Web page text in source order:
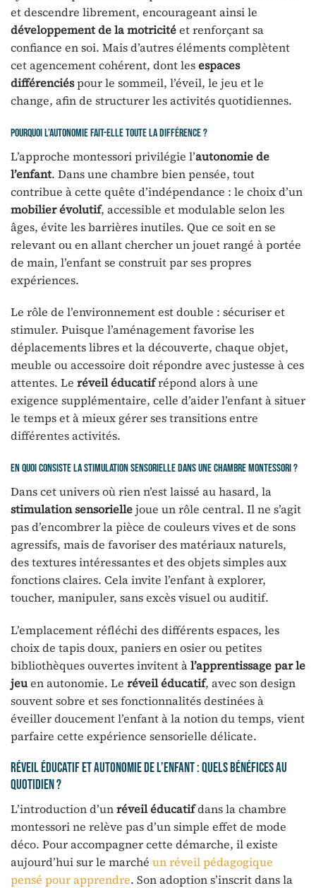
et descendre librement, encourageant ainsi le
développement de la motricitéet renforçant sa
confiance en soi. Mais d’autres éléments complètent
cet agencement cohérent, dont lesespaces
différenciéspour le sommeil, l’éveil, le jeu et le
change, afin de structurer les activités quotidiennes.
Pourquoi l’autonomie fait-elle toute la différence ?
L’approche montessori privilégie l’autonomie de
l’enfant. Dans une chambre bien pensée, tout
contribue à cette quête d’indépendance : le choix d’un
mobilier évolutif, accessible et modulable selon les
âges, évite les barrières inutiles. Que ce soit en se
relevant ou en allant chercher un jouet rangé à portée
de main, l’enfant se construit par ses propres
expériences.
Le rôle de l’environnement est double : sécuriser et
stimuler. Puisque l’aménagement favorise les
déplacements libres et la découverte, chaque objet,
meuble ou accessoire doit répondre avec justesse à ces
attentes. Le réveil éducatifrépond alors à une
exigence supplémentaire, celle d’aider l’enfant à situer
le temps et à mieux gérer ses transitions entre
différentes activités.
En quoi consiste la stimulation sensorielle dans une chambre montessori ?
Dans cet univers où rien n’est laissé au hasard, la
stimulation sensoriellejoue un rôle central. Il ne s’agit
pas d’encombrer la pièce de couleurs vives et de sons
agressifs, mais de favoriser des matériaux naturels,
des textures intéressantes et des objets simples aux
fonctions claires. Cela invite l’enfant à explorer,
toucher, manipuler, sans excès visuel ou auditif.
L’emplacement réfléchi des différents espaces, les
choix de tapis doux, paniers en osier ou petites
bibliothèques ouvertes invitent àl’apprentissage par le
jeuen autonomie. Le réveil éducatif, avec son design
souvent sobre et ses fonctionnalités destinées à
éveiller doucement l’enfant à la notion du temps, vient
parfaire cette expérience sensorielle délicate.
Réveil éducatif et autonomie de l’enfant : quels bénéfices au
quotidien ?
L’introduction d’unréveil éducatifdans la chambre
montessori ne relève pas d’un simple effet de mode
déco. Pour accompagner cette démarche, il existe
aujourd’hui sur le marché un réveil pédagogique
pensé pour apprendre. Son adoption s’inscrit dans la